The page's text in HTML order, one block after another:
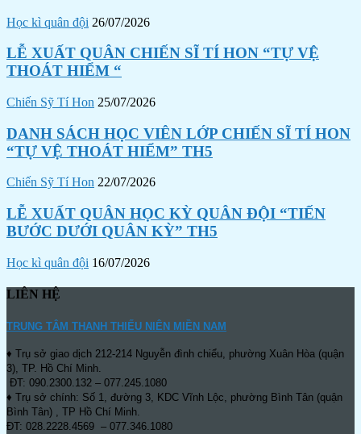
Học kì quân đội 26/07/2026
LỄ XUẤT QUÂN CHIẾN SĨ TÍ HON “TỰ VỆ
THOÁT HIỂM “
Chiến Sỹ Tí Hon 25/07/2026
DANH SÁCH HỌC VIÊN LỚP CHIẾN SĨ TÍ HON
“TỰ VỆ THOÁT HIỂM” TH5
Chiến Sỹ Tí Hon 22/07/2026
LỄ XUẤT QUÂN HỌC KỲ QUÂN ĐỘI “TIẾN
BƯỚC DƯỚI QUÂN KỲ” TH5
Học kì quân đội 16/07/2026
LIÊN HỆ
TRUNG TÂM THANH THIẾU NIÊN MIỀN NAM
♦ Trụ sở giao dịch 212-214 Nguyễn đình chiểu, phường Xuân Hòa (quận
3), TP. Hồ Chí Minh.
ĐT: 090.2300.132 – 077.245.1080
♦ Trụ sở chính: Số 1, đường 3, KDC Vĩnh Lộc, phường Bình Tân (quận
Bình Tân) , TP Hồ Chí Minh.
ĐT: 028.2228.4569 – 077.346.1080